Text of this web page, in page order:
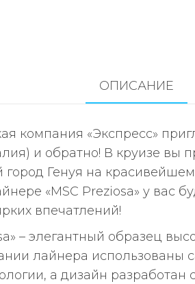
ОПИСАНИЕ
компания «Экспресс»
и обратно! В круизе вы
город Генуя на
«MSC Preziosa» у вас
впечатлений!
– элегантный образец
лайнера использованы
а дизайн